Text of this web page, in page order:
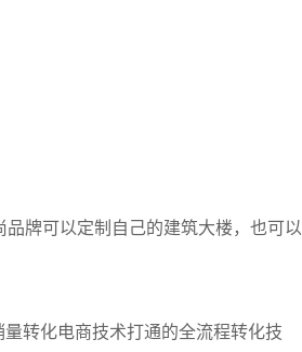
牌可以定制自己的建筑大楼，也可以
转化电商技术打通的全流程转化技